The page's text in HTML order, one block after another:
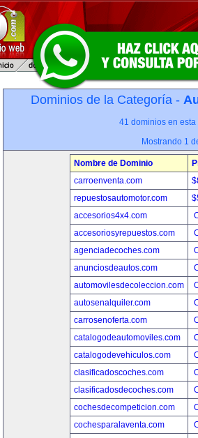
Dominios de la Categoría -
41 dominios en esta
Mostrando 1
Nombre de Dominio
carroenventa.com
repuestosautomotor.com
accesorios4x4.com
accesoriosyrepuestos.com
agenciadecoches.com
anunciosdeautos.com
automovilesdecoleccion.com
autosenalquiler.com
carrosenoferta.com
catalogodeautomoviles.com
catalogodevehiculos.com
clasificadoscoches.com
clasificadosdecoches.com
cochesdecompeticion.com
cochesparalaventa.com